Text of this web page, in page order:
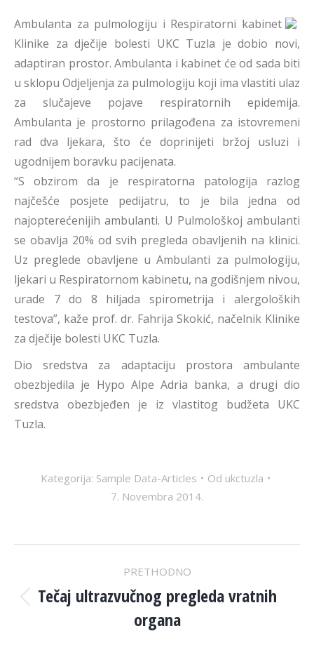
Ambulanta za pulmologiju i Respiratorni kabinet
Klinike za dječije bolesti UKC Tuzla je dobio novi,
adaptiran prostor. Ambulanta i kabinet će od sada biti
u sklopu Odjeljenja za pulmologiju koji ima vlastiti ulaz
za slučajeve pojave respiratornih epidemija.
Ambulanta je prostorno prilagođena za istovremeni
rad dva ljekara, što će doprinijeti bržoj usluzi i
ugodnijem boravku pacijenata.
“S obzirom da je respiratorna patologija razlog
najčešće posjete pedijatru, to je bila jedna od
najopterećenijih ambulanti. U Pulmološkoj ambulanti
se obavlja 20% od svih pregleda obavljenih na klinici.
Uz preglede obavljene u Ambulanti za pulmologiju,
ljekari u Respiratornom kabinetu, na godišnjem nivou,
urade 7 do 8 hiljada spirometrija i alergoloških
testova”, kaže prof. dr. Fahrija Skokić, načelnik Klinike
za dječije bolesti UKC Tuzla.
Dio sredstva za adaptaciju prostora ambulante
obezbjedila je Hypo Alpe Adria banka, a drugi dio
sredstva obezbjeđen je iz vlastitog budžeta UKC
Tuzla.
Kategorija: Sample Data-Articles Od ukctuzla
7. Novembra 2014.
NAVIGATION
PRETHODNO
Previous
post:
Tečaj ultrazvučnog pregleda vratnih
organa